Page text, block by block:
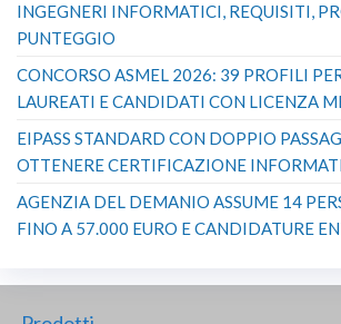
INGEGNERI INFORMATICI, REQUISITI,
PUNTEGGIO
CONCORSO ASMEL 2026: 39 PROFILI
LAUREATI E CANDIDATI CON LICENZA
EIPASS STANDARD CON DOPPIO
OTTENERE CERTIFICAZIONE
AGENZIA DEL DEMANIO ASSUME 14
FINO A 57.000 EURO E CANDIDATURE